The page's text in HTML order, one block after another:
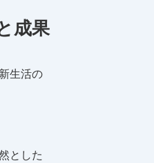
成果
生活の
とした